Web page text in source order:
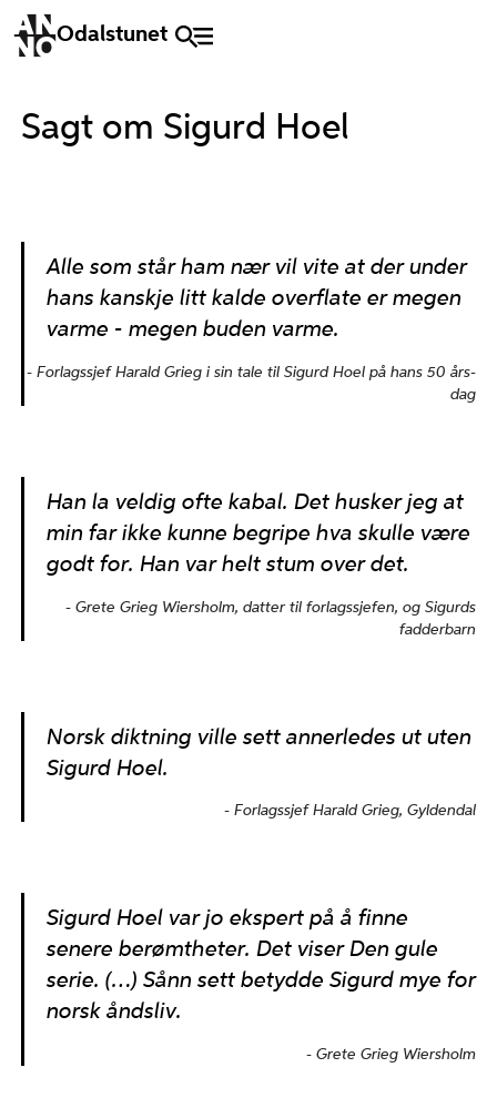
Odalstunet
Sagt om Sigurd Hoel
Alle som står ham nær vil vite at der under
hans kanskje litt kalde overflate er megen
varme - megen buden varme.
Forlagssjef Harald Grieg i sin tale til Sigurd Hoel på hans 50 års-
dag
Han la veldig ofte kabal. Det husker jeg at
min far ikke kunne begripe hva skulle være
godt for. Han var helt stum over det.
Grete Grieg Wiersholm, datter til forlagssjefen, og Sigurds
fadderbarn
Norsk diktning ville sett annerledes ut uten
Sigurd Hoel.
Forlagssjef Harald Grieg, Gyldendal
Sigurd Hoel var jo ekspert på å finne
senere berømtheter. Det viser Den gule
serie. (…) Sånn sett betydde Sigurd mye for
norsk åndsliv.
Grete Grieg Wiersholm